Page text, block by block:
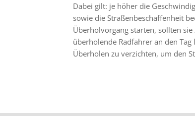
Dabei gilt: je höher die
sowie die Straßenbeschaffenheit
Überholvorgang starten, sollten
überholende Radfahrer an den
Überholen zu verzichten, um den